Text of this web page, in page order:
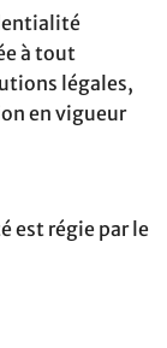
à tout
légales,
en vigueur
est régie par le